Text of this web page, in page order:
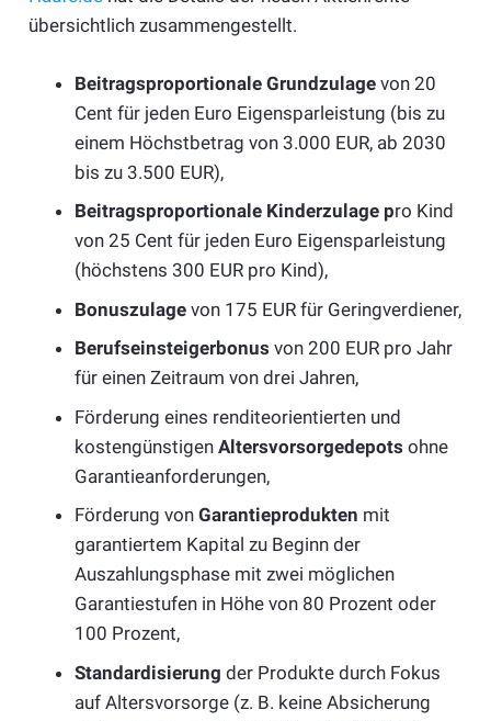
übersichtlich zusammengestellt.
Beitragsproportionale Grundzulage von 20
Cent für jeden Euro Eigensparleistung (bis zu
einem Höchstbetrag von 3.000 EUR, ab 2030
bis zu 3.500 EUR),
Beitragsproportionale Kinderzulage pro Kind
von 25 Cent für jeden Euro Eigensparleistung
(höchstens 300 EUR pro Kind),
Bonuszulage von 175 EUR für Geringverdiener,
Berufseinsteigerbonus von 200 EUR pro Jahr
für einen Zeitraum von drei Jahren,
Förderung eines renditeorientierten und
kostengünstigen Altersvorsorgedepots ohne
Garantieanforderungen,
Förderung von Garantieprodukten mit
garantiertem Kapital zu Beginn der
Auszahlungsphase mit zwei möglichen
Garantiestufen in Höhe von 80 Prozent oder
100 Prozent,
Standardisierung der Produkte durch Fokus
auf Altersvorsorge (z. B. keine Absicherung